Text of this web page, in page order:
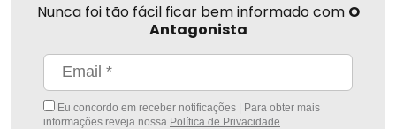
Nunca foi tão fácil ficar bem informado com O
Antagonista
Eu concordo em receber notificações | Para obter mais
informações reveja nossa Política de Privacidade.